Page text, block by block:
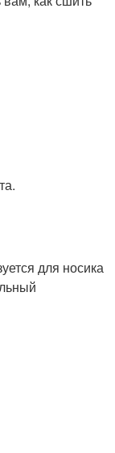
для носика